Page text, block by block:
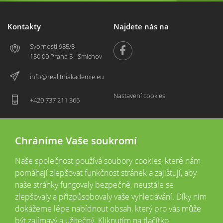
Kontakty
Svornosti 985/8
150 00 Praha 5 - Smíchov
info@realitniakademie.eu
+420 737 211 366
Najdete nás na
Nastavení cookies
2026 © CopyrightVšechna práva vyhrazena
Tyto webové stránky jsou provozovány společností Realitní akademie České
Chráníme Vaše soukromí
Naše společnost používá soubory cookies, které nám
pomáhají zlepšovat funkčnost stránek a zajištují, aby
naše stránky fungovaly bezpečně, neustále se
zlepšovaly a přizpůsobovaly vaše vyhledávání. Díky nim
dokážeme lépe nabídnout obsah, který pro vás může
být zajímavý a užitečný. Kliknutím na tlačítko